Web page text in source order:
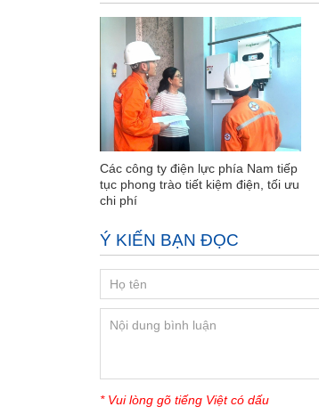
Các công ty điện lực phía Nam tiếp
tục phong trào tiết kiệm điện, tối ưu
chi phí
Ý KIẾN BẠN ĐỌC
* Vui lòng gõ tiếng Việt có dấu